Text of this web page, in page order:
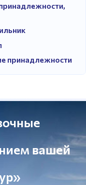
принадлежности
вашей